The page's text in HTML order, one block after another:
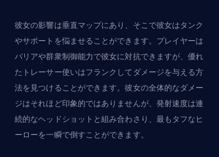
彼女の影響は垂直マップにあり、そこで彼女はタンク
やサポートを悩ませることができます。プレイヤーは
バリアや群衆制御能力で彼女に対抗できますが、優れ
たトレーサー使いはフランクしてダメージを与える方
法を見つけることができます。彼女の全体的なダメー
ジはそれほど印象的ではありませんが、発射速度は連
続的なヘッドショットと組み合わさり、最もタフなヒ
ーローを一瞬で倒すことができます。